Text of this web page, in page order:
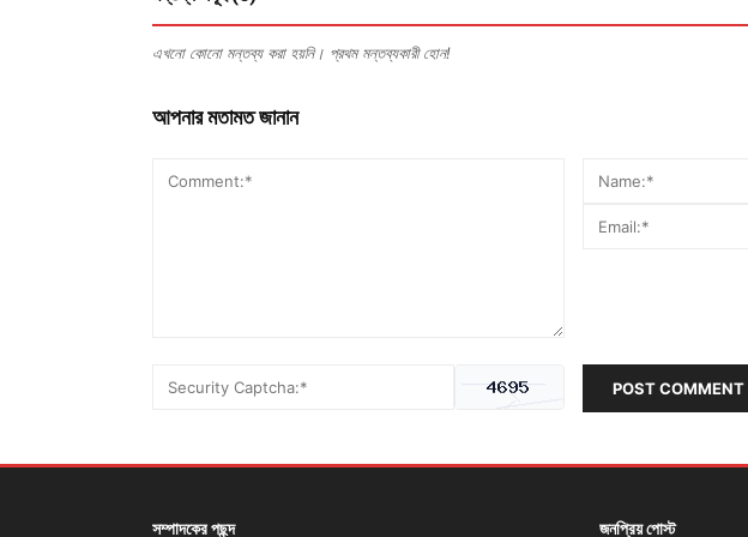
এখনো কোনো মন্তব্য করা হয়নি। প্রথম মন্তব্যকারী হোন!
আপনার মতামত জানান
POST COMMENT
সম্পাদকের পছন্দ জনপ্রিয় পোস্ট